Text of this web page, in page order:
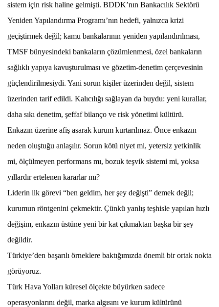
sistem için risk haline gelmişti. BDDK’nın Bankacılık Sektörü
Yeniden Yapılandırma Programı’nın hedefi, yalnızca krizi
geçiştirmek değil; kamu bankalarının yeniden yapılandırılması,
TMSF bünyesindeki bankaların çözümlenmesi, özel bankaların
sağlıklı yapıya kavuşturulması ve gözetim-denetim çerçevesinin
güçlendirilmesiydi. Yani sorun kişiler üzerinden değil, sistem
üzerinden tarif edildi. Kalıcılığı sağlayan da buydu: yeni kurallar,
daha sıkı denetim, şeffaf bilanço ve risk yönetimi kültürü.
Enkazın üzerine afiş asarak kurum kurtarılmaz. Önce enkazın
neden oluştuğu anlaşılır. Sorun kötü niyet mi, yetersiz yetkinlik
mi, ölçülmeyen performans mı, bozuk teşvik sistemi mi, yoksa
yıllardır ertelenen kararlar mı?
Liderin ilk görevi “ben geldim, her şey değişti” demek değil;
kurumun röntgenini çekmektir. Çünkü yanlış teşhisle yapılan hızlı
değişim, enkazın üstüne yeni bir kat çıkmaktan başka bir şey
değildir.
Türkiye’den başarılı örneklere baktığımızda önemli bir ortak nokta
görüyoruz.
Türk Hava Yolları küresel ölçekte büyürken sadece
operasyonlarını değil, marka algısını ve kurum kültürünü